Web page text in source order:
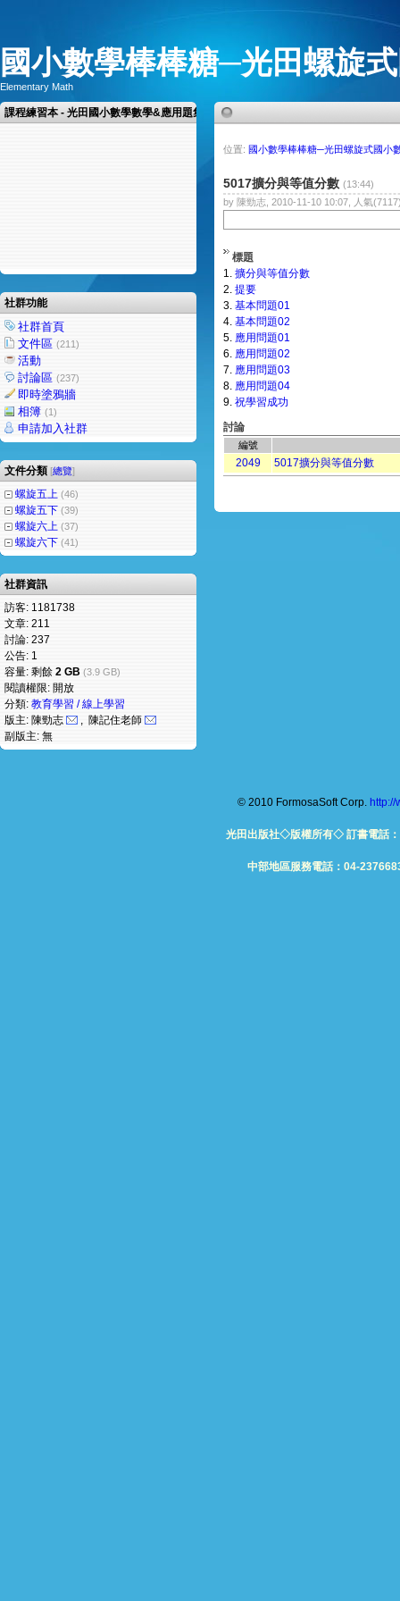
國小數學棒棒糖─光田螺旋
Elementary Math
課程練習本 - 光田國小數學數學&應用題集
社群功能
社群首頁
文件區 (211)
活動
討論區 (237)
即時塗鴉牆
相簿 (1)
申請加入社群
文件分類 [總覽]
螺旋五上 (46)
螺旋五下 (39)
螺旋六上 (37)
螺旋六下 (41)
社群資訊
訪客: 1181738
文章: 211
討論: 237
公告: 1
容量: 剩餘 2 GB (3.9 GB)
閱讀權限: 開放
分類: 教育學習 / 線上學習
版主: 陳勁志
, 陳記住老師
副版主: 無
位置: 國小數學棒棒糖─光田螺旋式國小
5017擴分與等值分數 (13:44)
by 陳勁志, 2010-11-10 10:07, 人氣
標題
1. 擴分與等值分數
2. 提要
3. 基本問題01
4. 基本問題02
5. 應用問題01
6. 應用問題02
7. 應用問題03
8. 應用問題04
9. 祝學習成功
討論
編號
2049 5017擴分與等值分數
© 2010 FormosaSoft Corp. http://
光田出版社◇版權所有◇ 訂書電話
中部地區服務電話：04-